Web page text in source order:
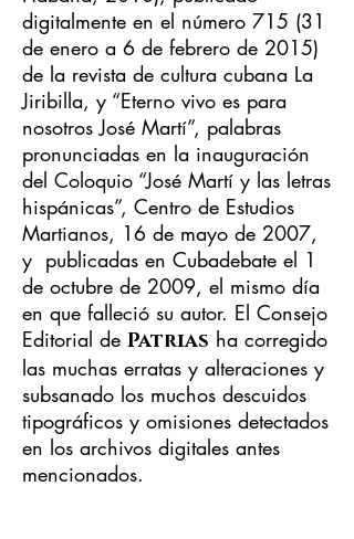
digitalmente en el número 715 (31
de enero a 6 de febrero de 2015)
de la revista de cultura cubana La
Jiribilla, y “Eterno vivo es para
nosotros José Martí”, palabras
pronunciadas en la inauguración
del Coloquio “José Martí y las letras
hispánicas”, Centro de Estudios
Martianos, 16 de mayo de 2007,
y publicadas en Cubadebate el 1
de octubre de 2009, el mismo día
en que falleció su autor. El Consejo
Editorial de Patrias ha corregido
las muchas erratas y alteraciones y
subsanado los muchos descuidos
tipográficos y omisiones detectados
en los archivos digitales antes
mencionados.